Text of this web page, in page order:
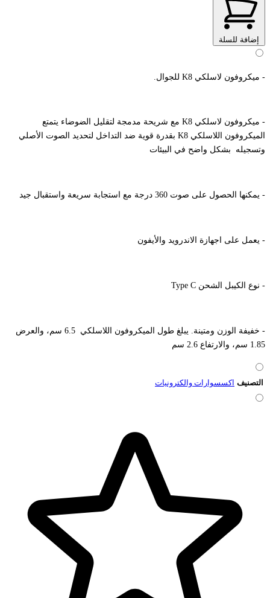
إضافة للسلة
- ميكروفون لاسلكي K8 للجوال.
- ميكروفون لاسلكي K8 مع شريحة مدمجة لتقليل الضوضاء يتمتع
الميكروفون اللاسلكي K8 بقدرة قوية ضد التداخل لتحديد الصوت الأصلي
وتسجيله بشكل واضح في البيئات
- يمكنها الحصول على صوت 360 درجة مع استجابة سريعة واستقبال جيد
- يعمل على اجهازة الاندرويد والأيفون
- نوع الكيبل الشحن Type C
- خفيفة الوزن ومتينة. يبلغ طول الميكروفون اللاسلكي 6.5 سم، والعرض
1.85 سم، والارتفاع 2.6 سم
التصنيف اكسسوارات والكترونيات